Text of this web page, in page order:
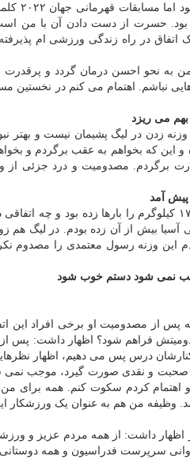
۲۰۲۲ کلمبیا را از دست داد، اظهار داشت: هر
حسرت از دست دادن آن با من
در راه زندگی ورزشی ام
به نحو احسن درمان گردد و پرقدرت
نباشم. اهتمام می کنم در نخستین
می ریزد
زدن در لیگ پشیمان نیست و بهتر
این که بخواهم به عقب برگردم و
برگردم. مصدومیت و درد جزئی
پیش آمد
معتمدی در پاسخ به این پرسش که وزنه ۱۷۷ کیلوگرم را
آسیا بیش از آن زده بودم. در لیگ
این وزنه رسول معتمدی را مصدوم
نمی شود دستم خوب شود
۲۰۲۱ در مورد این که پس از مصدومیت او برخی
فراهم شود؟ اظهار داشت: پس
درس پس می دهیم، اظهار
صحبت و نقدی صورت گیرد، موجب
اهتمام کردم سکوت کنم. همه برای من
وظیفه من هم به عنوان یک ورزشکار
ایران در آخر اظهار داشت: از همه مردم
سرپرست فدراسیون و همه دوستانی